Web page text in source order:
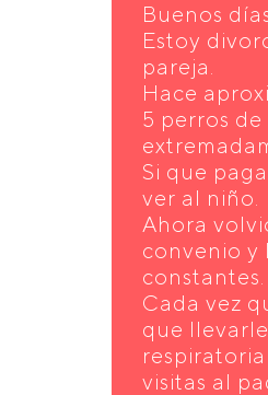
Buenos
Estoy
pareja.
Hace
5 perros
Si que
ver al niño.
Ahora
convenio y
constantes.
Cada vez
que
visitas al